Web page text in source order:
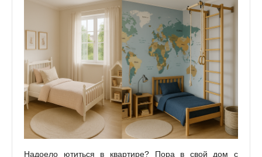
Надоело ютиться в квартире? Пора в свой дом с